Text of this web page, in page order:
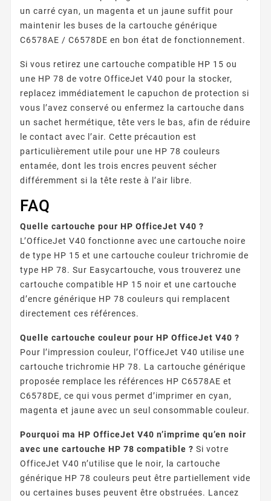
un carré cyan, un magenta et un jaune suffit pour
maintenir les buses de la cartouche générique
C6578AE / C6578DE en bon état de fonctionnement.
Si vous retirez une cartouche compatible HP 15 ou
une HP 78 de votre OfficeJet V40 pour la stocker,
replacez immédiatement le capuchon de protection si
vous l’avez conservé ou enfermez la cartouche dans
un sachet hermétique, tête vers le bas, afin de réduire
le contact avec l’air. Cette précaution est
particulièrement utile pour une HP 78 couleurs
entamée, dont les trois encres peuvent sécher
différemment si la tête reste à l’air libre.
FAQ
Quelle cartouche pour HP OfficeJet V40 ?
L’OfficeJet V40 fonctionne avec une cartouche noire
de type HP 15 et une cartouche couleur trichromie de
type HP 78. Sur Easycartouche, vous trouverez une
cartouche compatible HP 15 noir et une cartouche
d’encre générique HP 78 couleurs qui remplacent
directement ces références.
Quelle cartouche couleur pour HP OfficeJet V40 ?
Pour l’impression couleur, l’OfficeJet V40 utilise une
cartouche trichromie HP 78. La cartouche générique
proposée remplace les références HP C6578AE et
C6578DE, ce qui vous permet d’imprimer en cyan,
magenta et jaune avec un seul consommable couleur.
Pourquoi ma HP OfficeJet V40 n’imprime qu’en noir
avec une cartouche HP 78 compatible ? Si votre
OfficeJet V40 n’utilise que le noir, la cartouche
générique HP 78 couleurs peut être partiellement vide
ou certaines buses peuvent être obstruées. Lancez